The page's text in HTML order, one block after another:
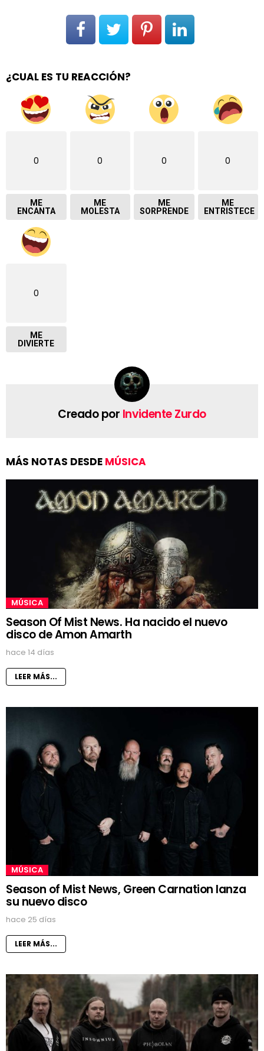
¿CUAL ES TU REACCIÓN?
0
ME
ENCANTA
0
ME
MOLESTA
0
ME
SORPRENDE
0
ME
ENTRISTECE
0
ME
DIVIERTE
Creado por Invidente Zurdo
MÁS NOTAS DESDE MÚSICA
MÚSICA
Season Of Mist News. Ha nacido el nuevo
disco de Amon Amarth
hace 14 días
LEER MÁS...
MÚSICA
Season of Mist News, Green Carnation lanza
su nuevo disco
hace 25 días
LEER MÁS...